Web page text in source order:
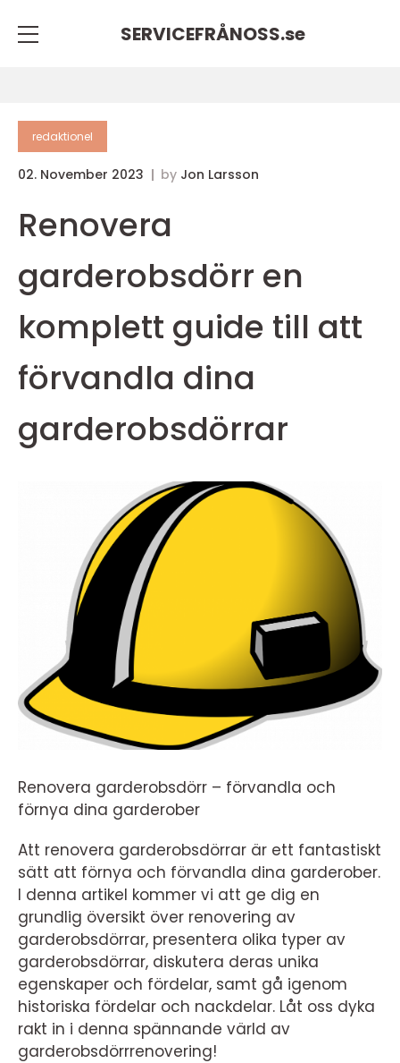
SERVICEFRÅNOSS.se
redaktionel
02. November 2023 by Jon Larsson
Renovera
garderobsdörr en
komplett guide till att
förvandla dina
garderobsdörrar
Renovera garderobsdörr – förvandla och
förnya dina garderober
Att renovera garderobsdörrar är ett fantastiskt
sätt att förnya och förvandla dina garderober.
I denna artikel kommer vi att ge dig en
grundlig översikt över renovering av
garderobsdörrar, presentera olika typer av
garderobsdörrar, diskutera deras unika
egenskaper och fördelar, samt gå igenom
historiska fördelar och nackdelar. Låt oss dyka
rakt in i denna spännande värld av
garderobsdörrrenovering!